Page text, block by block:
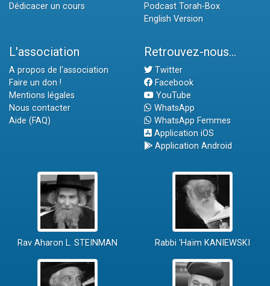
Dédicacer un cours
Podcast Torah-Box
English Version
L'association
A propos de l'association
Faire un don !
Mentions légales
Nous contacter
Aide (FAQ)
Retrouvez-nous...
Twitter
Facebook
YouTube
WhatsApp
WhatsApp Femmes
Application iOS
Application Android
Rav Aharon L. STEINMAN Rabbi 'Haïm KANIEWSKI